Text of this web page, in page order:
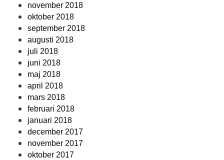
november 2018
oktober 2018
september 2018
augusti 2018
juli 2018
juni 2018
maj 2018
april 2018
mars 2018
februari 2018
januari 2018
december 2017
november 2017
oktober 2017